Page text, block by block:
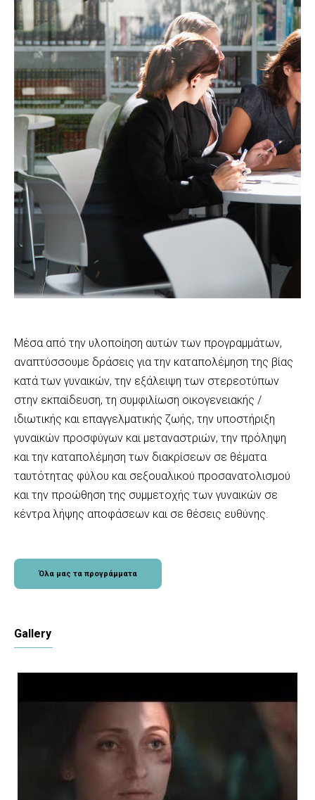
Μέσα από την υλοποίηση αυτών των προγραμμάτων,
αναπτύσσουμε δράσεις για την καταπολέμηση της βίας
κατά των γυναικών, την εξάλειψη των στερεοτύπων
στην εκπαίδευση, τη συμφιλίωση οικογενειακής /
ιδιωτικής και επαγγελματικής ζωής, την υποστήριξη
γυναικών προσφύγων και μεταναστριών, την πρόληψη
και την καταπολέμηση των διακρίσεων σε θέματα
ταυτότητας φύλου και σεξουαλικού προσανατολισμού
και την προώθηση της συμμετοχής των γυναικών σε
κέντρα λήψης αποφάσεων και σε θέσεις ευθύνης.
Όλα μας τα προγράμματα
Gallery